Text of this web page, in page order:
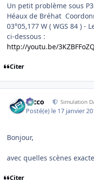
Un petit problème sous
Héaux de Bréhat
03°05,177 W ( WGS 84 )
ci-dessous :
http://youtu.be/
Citer
Nicco Simulation
Posté(e) le 17 janvier
Bonjour,
avec quelles scènes
Citer